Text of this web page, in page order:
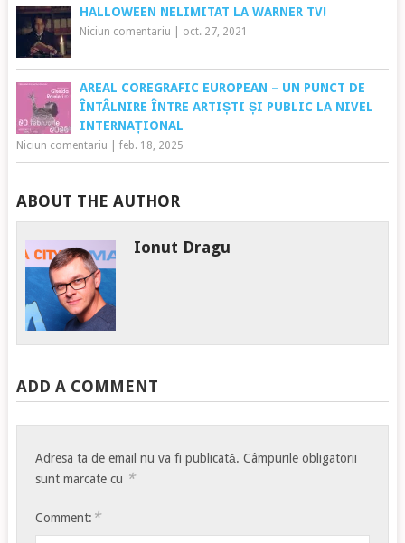
HALLOWEEN NELIMITAT LA WARNER TV!
Niciun comentariu oct. 27, 2021
AREAL COREGRAFIC EUROPEAN – UN PUNCT DE
ÎNTÂLNIRE ÎNTRE ARTIȘTI ȘI PUBLIC LA NIVEL
INTERNAȚIONAL
Niciun comentariu feb. 18, 2025
ABOUT THE AUTHOR
Ionut Dragu
ADD A COMMENT
Adresa ta de email nu va fi publicată. Câmpurile obligatorii
sunt marcate cu *
Comment: *